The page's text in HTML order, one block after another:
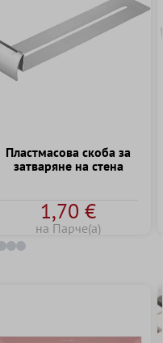
Пластмасова скоба за
затваряне на стена
1,70 €
на Парче(а)